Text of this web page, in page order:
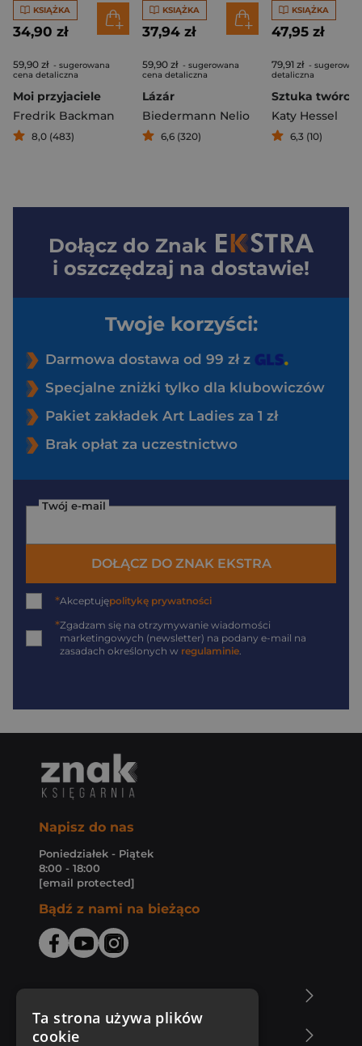
KSIĄŻKA
34,90 zł
59,90 zł - sugerowana
cena detaliczna
Moi przyjaciele
Fredrik Backman
8,0 (483)
KSIĄŻKA
37,94 zł
59,90 zł - sugerowana
cena detaliczna
Lázár
Biedermann Nelio
6,6 (320)
KSIĄŻKA
47,95 zł
79,91 zł -
detaliczna
Katy Hessel
6,3 (10)
Dołącz do Znak
i oszczędzaj na dostawie!
Twoje korzyści:
Darmowa dostawa od 99 zł z
Specjalne zniżki tylko dla klubowiczów
Pakiet zakładek Art Ladies za 1 zł
Brak opłat za uczestnictwo
Twój e-mail
DOŁĄCZ DO ZNAK EKSTRA
*Akceptujępolitykę prywatności
*Zgadzam się na otrzymywanie wiadomości
marketingowych (newsletter) na podany e-mail na
zasadach określonych w regulaminie.
Napisz do nas
Poniedziałek - Piątek
8:00 - 18:00
[email protected]
Bądź z nami na bieżąco
Zakupy u nas
Ta strona używa plików
cookie